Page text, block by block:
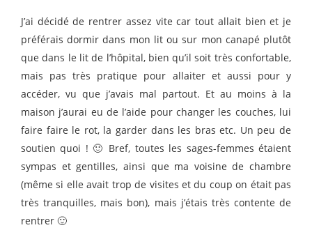
J’ai décidé de rentrer assez vite car tout allait bien et je
préférais dormir dans mon lit ou sur mon canapé plutôt
que dans le lit de l’hôpital, bien qu’il soit très confortable,
mais pas très pratique pour allaiter et aussi pour y
accéder, vu que j’avais mal partout. Et au moins à la
maison j’aurai eu de l’aide pour changer les couches, lui
faire faire le rot, la garder dans les bras etc. Un peu de
soutien quoi ! 🙂 Bref, toutes les sages-femmes étaient
sympas et gentilles, ainsi que ma voisine de chambre
(même si elle avait trop de visites et du coup on était pas
très tranquilles, mais bon), mais j’étais très contente de
rentrer 🙂